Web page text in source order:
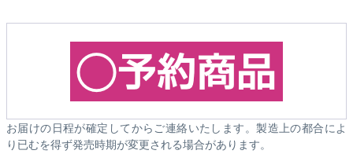
お届けの日程が確定してからご連絡いたします。製造上の都合によ
り已むを得ず発売時期が変更される場合があります。